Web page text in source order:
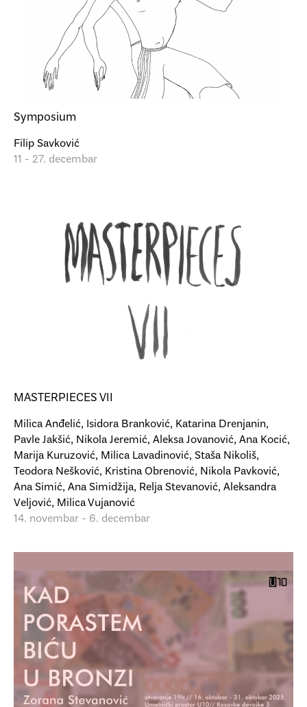
Symposium
Filip Savković
11 - 27. decembar
MASTERPIECES VII
Milica Anđelić, Isidora Branković, Katarina Drenjanin,
Pavle Jakšić, Nikola Jeremić, Aleksa Jovanović, Ana Kocić,
Marija Kuruzović, Milica Lavadinović, Staša Nikoliš,
Teodora Nešković, Kristina Obrenović, Nikola Pavković,
Ana Simić, Ana Simidžija, Relja Stevanović, Aleksandra
Veljović, Milica Vujanović
14. novembar - 6. decembar